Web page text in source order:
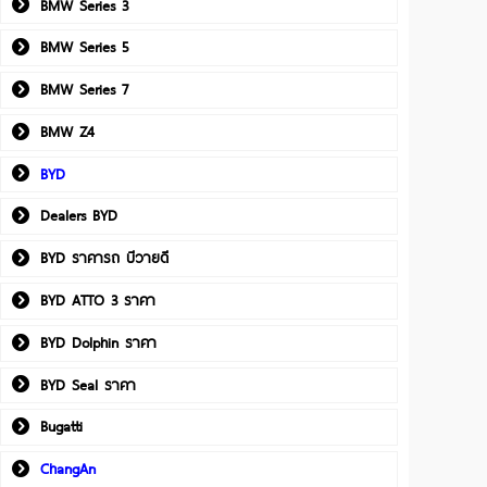
BMW Series 3
BMW Series 5
BMW Series 7
BMW Z4
BYD
Dealers BYD
BYD ราคารถ บีวายดี
BYD ATTO 3 ราคา
BYD Dolphin ราคา
BYD Seal ราคา
Bugatti
ChangAn